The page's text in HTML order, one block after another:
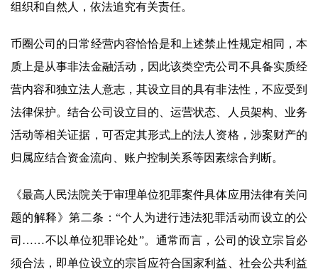
组织和自然人，依法追究有关责任。
币圈公司的日常经营内容恰恰是和上述禁止性规定相同，本
质上是从事非法金融活动，因此该类空壳公司不具备实质经
营内容和独立法人意志，其设立目的具有非法性，不应受到
法律保护。结合公司设立目的、运营状态、人员架构、业务
活动等相关证据，可否定其形式上的法人资格，涉案财产的
归属应结合资金流向、账户控制关系等因素综合判断。
《最高人民法院关于审理单位犯罪案件具体应用法律有关问
题的解释》第二条：“个人为进行违法犯罪活动而设立的公
司……不以单位犯罪论处”。通常而言，公司的设立宗旨必
须合法，即单位设立的宗旨应符合国家利益、社会公共利益